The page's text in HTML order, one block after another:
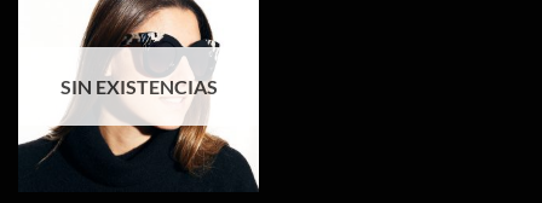
Añadir
lista de
deseos
SIN EXISTENCIAS